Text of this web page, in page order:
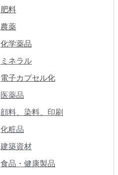
肥料
農薬
化学薬品
ミネラル
電子カプセル化
医薬品
顔料、染料、印刷
化粧品
建築資材
食品・健康製品